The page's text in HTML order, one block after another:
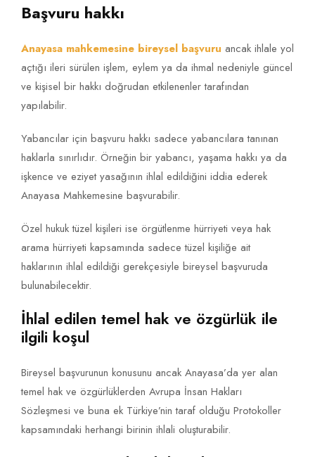
Başvuru hakkı
Anayasa mahkemesine bireysel başvuru ancak ihlale yol
açtığı ileri sürülen işlem, eylem ya da ihmal nedeniyle güncel
ve kişisel bir hakkı doğrudan etkilenenler tarafından
yapılabilir.
Yabancılar için başvuru hakkı sadece yabancılara tanınan
haklarla sınırlıdır. Örneğin bir yabancı, yaşama hakkı ya da
işkence ve eziyet yasağının ihlal edildiğini iddia ederek
Anayasa Mahkemesine başvurabilir.
Özel hukuk tüzel kişileri ise örgütlenme hürriyeti veya hak
arama hürriyeti kapsamında sadece tüzel kişiliğe ait
haklarının ihlal edildiği gerekçesiyle bireysel başvuruda
bulunabilecektir.
İhlal edilen temel hak ve özgürlük ile
ilgili koşul
Bireysel başvurunun konusunu ancak Anayasa’da yer alan
temel hak ve özgürlüklerden Avrupa İnsan Hakları
Sözleşmesi ve buna ek Türkiye’nin taraf olduğu Protokoller
kapsamındaki herhangi birinin ihlali oluşturabilir.